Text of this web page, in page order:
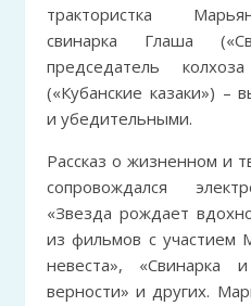
трактористка
свинарка Глаша
председатель
(«Кубанские казаки») –
и убедительными.
Рассказ о жизненном и
сопровождался
«Звезда рождает
из фильмов с участием
невеста», «Свинарка
верности» и других.